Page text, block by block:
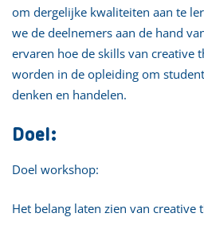
om dergelijke kwaliteiten aan te
we de deelnemers aan de hand
ervaren hoe de skills van creative
worden in de opleiding om
denken en handelen.
Doel:
Doel workshop:
Het belang laten zien van